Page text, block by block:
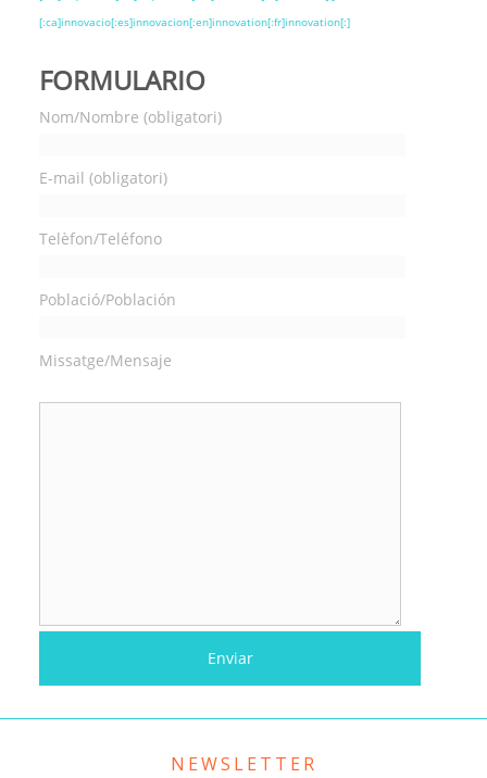
[:ca]innovacio[:es]innovacion[:en]innovation[:fr]innovation[:]
FORMULARIO
Nom/Nombre (obligatori)
E-mail (obligatori)
Telèfon/Teléfono
Població/Población
Missatge/Mensaje
NEWSLETTER